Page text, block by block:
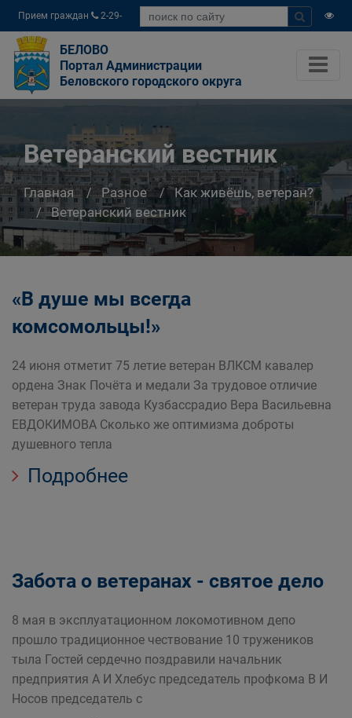
Прием граждан
2-29-
04
БЕЛОВО
Портал Администрации
Беловского городского округа
Ветеранский вестник
Главная Разное
Как живёшь, ветеран?
Ветеранский вестник
«В душе мы всегда
комсомольцы!»
24 июня отметит 75 летие ветеран ВЛКСМ кавалер
ордена Знак Почёта и медали За трудовое отличие
ветеран труда завода Кузбассрадио Вера Васильевна
ЕВДОКИМОВА Сколько же оптимизма доброты
душевного тепла
Подробнее
Забота о ветеранах - святое дело
8 мая в эксплуатационном локомотивном депо
прошло традиционное чествование 10 тружеников
тыла Гостей сердечно поздравили начальник
предприятия А И Хлебус председатель профкома В И
Носов председатель с